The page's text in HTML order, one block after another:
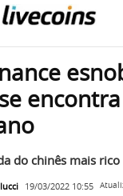
do chinês mais
19/03/2022 10:55